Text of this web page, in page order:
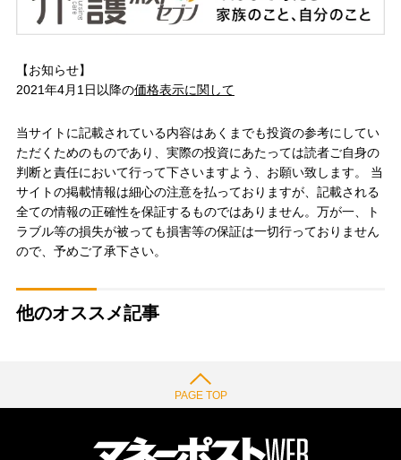
【お知らせ】
2021年4月1日以降の価格表示に関して
当サイトに記載されている内容はあくまでも投資の参考にしてい
ただくためのものであり、実際の投資にあたっては読者ご自身の
判断と責任において行って下さいますよう、お願い致します。 当
サイトの掲載情報は細心の注意を払っておりますが、記載される
全ての情報の正確性を保証するものではありません。万が一、ト
ラブル等の損失が被っても損害等の保証は一切行っておりません
ので、予めご了承下さい。
他のオススメ記事
PAGE TOP